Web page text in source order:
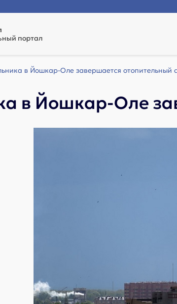
портал
в Йошкар-Оле завершается отопительный
в Йошкар-Оле